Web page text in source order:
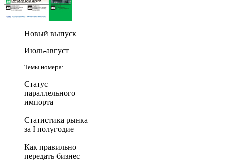
Новый выпуск
Июль-август
Темы номера:
Статус
параллельного
импорта
Статистика рынка
за I полугодие
Как правильно
передать бизнес